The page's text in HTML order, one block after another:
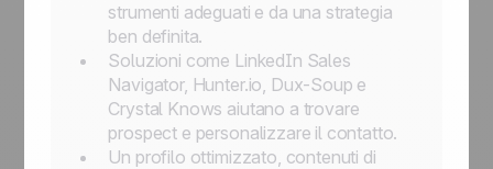
strumenti adeguati e da una strategia
ben definita.
Soluzioni come LinkedIn Sales
Navigator, Hunter.io, Dux-Soup e
Crystal Knows aiutano a trovare
prospect e personalizzare il contatto.
Un profilo ottimizzato, contenuti di